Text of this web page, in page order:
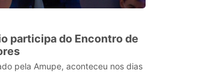
participa do Encontro de
pela Amupe, aconteceu nos dias